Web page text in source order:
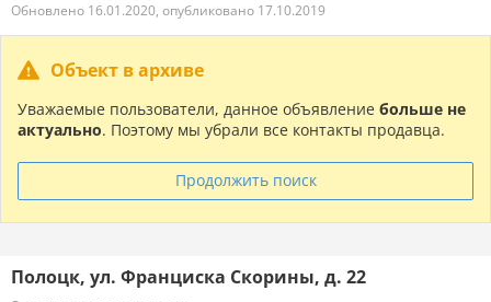
Обновлено 16.01.2020, опубликовано 17.10.2019
Объект в архиве
Уважаемые пользователи, данное объявление больше не
актуально. Поэтому мы убрали все контакты продавца.
Продолжить поиск
Полоцк, ул. Франциска Скорины, д. 22